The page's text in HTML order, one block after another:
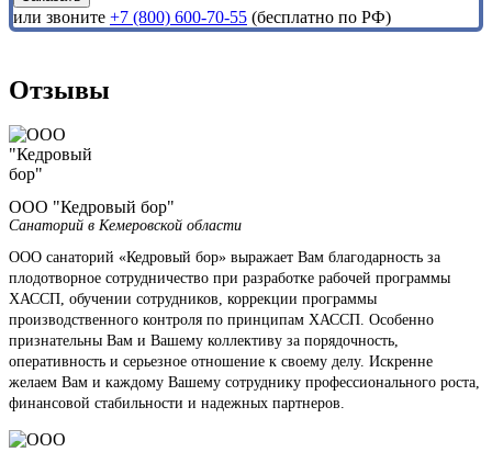
или звоните +7 (800) 600-70-55 (бесплатно по РФ)
Отзывы
ООО "Кедровый бор"
Санаторий в Кемеровской области
ООО санаторий «Кедровый бор» выражает Вам благодарность за
плодотворное сотрудничество при разработке рабочей программы
ХАССП, обучении сотрудников, коррекции программы
производственного контроля по принципам ХАССП. Особенно
признательны Вам и Вашему коллективу за порядочность,
оперативность и серьезное отношение к своему делу. Искренне
желаем Вам и каждому Вашему сотруднику профессионального роста,
финансовой стабильности и надежных партнеров.